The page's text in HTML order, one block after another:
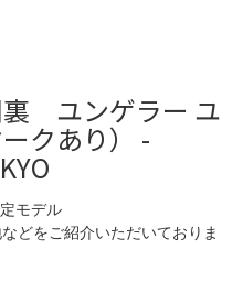
ユンゲラー ユ
クあり） -
モデル
どをご紹介いただいておりま